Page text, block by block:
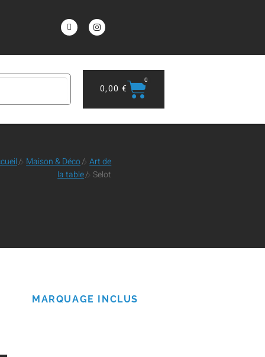
0,00 €
0
/ Maison & Déco/ Art de
la table/ Selot
MARQUAGE INCLUS